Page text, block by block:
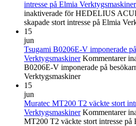
intresse på Elmia Verktygsmaskiner
inaktiverade för HEDELIUS
skapade stort intresse på Elmia
15
jun
Tsugami B0206E-V imponerade
Verktygsmaskiner Kommentarer
B0206E-V imponerade på
Verktygsmaskiner
15
jun
Muratec MT200 T2 väckte stort
Verktygsmaskiner Kommentarer
MT200 T2 väckte stort intresse på